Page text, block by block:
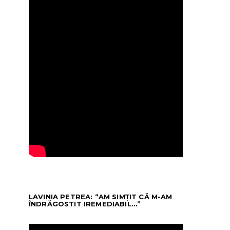
LAVINIA PETREA: “AM SIMȚIT CĂ M-AM
ÎNDRĂGOSTIT IREMEDIABIL…”